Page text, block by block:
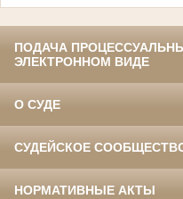
ПОДАЧА
ЭЛЕКТРОННОМ ВИДЕ
О СУДЕ
СУДЕЙСКОЕ
НОРМАТИВНЫЕ АКТЫ